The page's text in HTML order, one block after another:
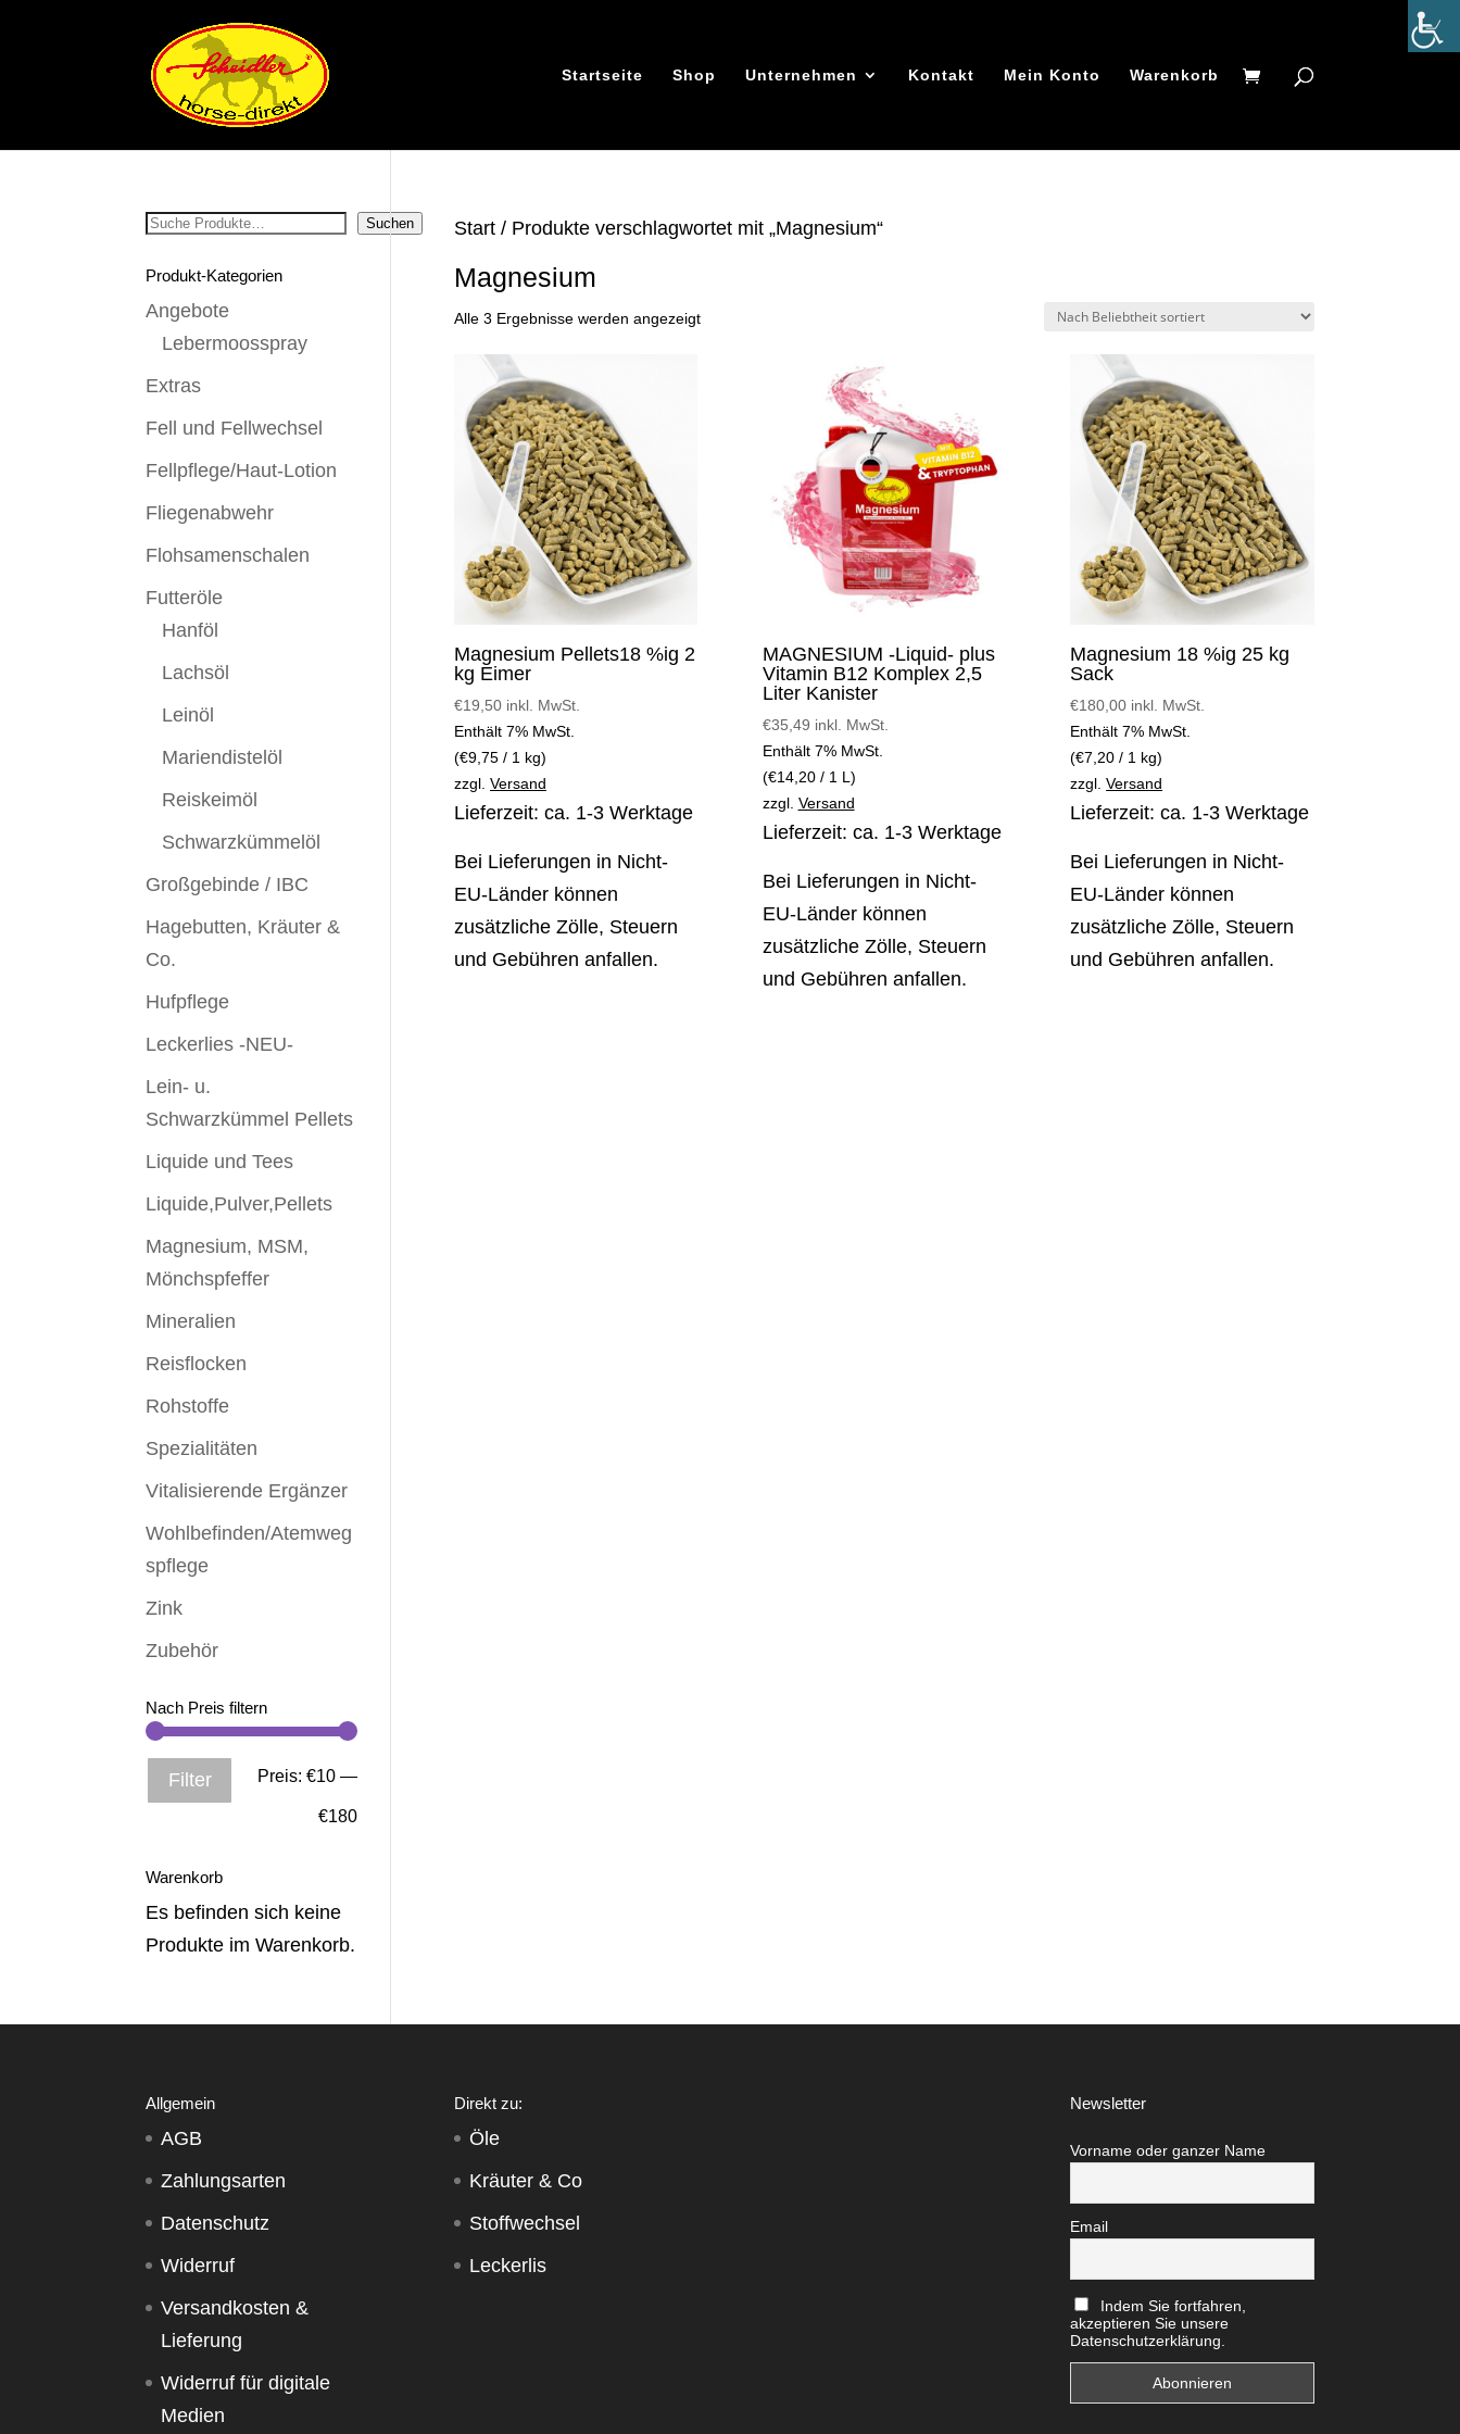
Startseite Shop Unternehmen Kontakt Mein Konto Warenkorb
Start/ Produkte verschlagwortet mit „Magnesium“
Magnesium
Alle 3 Ergebnisse werden angezeigtNach
Magnesium Pellets18 %ig 2
kg Eimer
€19,50 inkl. MwSt.
Enthält 7% MwSt.
(€9,75/ 1 kg)
zzgl. Versand
Lieferzeit: ca. 1-3 Werktage
Bei Lieferungen in Nicht-
EU-Länder können
zusätzliche Zölle, Steuern
und Gebühren anfallen.
MAGNESIUM -Liquid- plus
Vitamin B12 Komplex 2,5
Liter Kanister
€35,49 inkl. MwSt.
Enthält 7% MwSt.
(€14,20/ 1 L)
zzgl. Versand
Lieferzeit: ca. 1-3 Werktage
Bei Lieferungen in Nicht-
EU-Länder können
zusätzliche Zölle, Steuern
und Gebühren anfallen.
Magnesium 18 %ig 25 kg
Sack
€180,00 inkl. MwSt.
Enthält 7% MwSt.
(€7,20 / 1 kg)
zzgl.Versand
Lieferzeit: ca. 1-3 Werktage
Bei Lieferungen in Nicht-
EU-Länder können
zusätzliche Zölle, Steuern
und Gebühren anfallen.
Suchen Suchen
Produkt-Kategorien
Angebote
Lebermoosspray
Extras
Fell und Fellwechsel
Fellpflege/Haut-Lotion
Fliegenabwehr
Flohsamenschalen
Futteröle
Hanföl
Lachsöl
Leinöl
Mariendistelöl
Reiskeimöl
Schwarzkümmelöl
Großgebinde / IBC
Hagebutten, Kräuter &
Co.
Hufpflege
Leckerlies -NEU-
Lein- u.
Schwarzkümmel Pellets
Liquide und Tees
Liquide,Pulver,Pellets
Magnesium, MSM,
Mönchspfeffer
Mineralien
Reisflocken
Rohstoffe
Spezialitäten
Vitalisierende Ergänzer
Wohlbefinden/Atemweg
spflege
Zink
Zubehör
Nach Preis filtern
Min.
Preis
Max.
Preis
Filter Preis: €10—
€180
Warenkorb
Es befinden sich keine
Produkte im Warenkorb.
Allgemein
AGB
Zahlungsarten
Datenschutz
Widerruf
Versandkosten &
Lieferung
Widerruf für digitale
Medien
Direkt zu:
Öle
Kräuter & Co
Stoffwechsel
Leckerlis
Newsletter
Vorname oder ganzer Name
Email
Indem Sie fortfahren,
akzeptieren Sie unsere
Datenschutzerklärung.